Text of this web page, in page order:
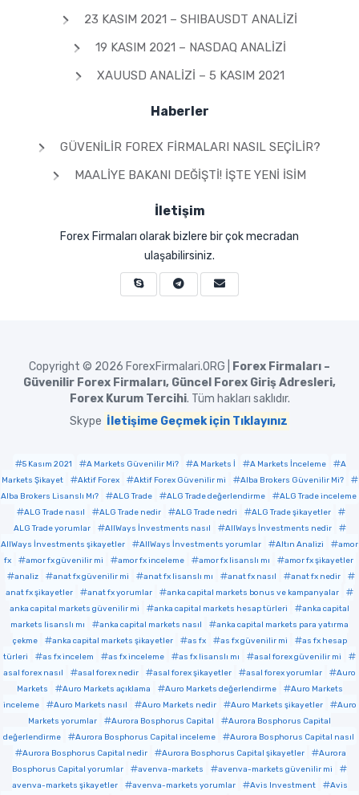
23 KASIM 2021 – SHIBAUSDT ANALIZI
19 KASIM 2021 – NASDAQ ANALIZI
XAUUSD ANALIZI – 5 KASIM 2021
Haberler
GÜVENILIR FOREX FIRMALARI NASIL SEÇILIR?
MAALIYE BAKANI DEĞIŞTI! İŞTE YENI İSIM
İletişim
Forex Firmaları olarak bizlere bir çok mecradan
ulaşabilirsiniz.
Copyright © 2026 ForexFirmalari.ORG |
Forex Firmaları –
Güvenilir Forex Firmaları, Güncel Forex Giriş Adresleri,
Forex Kurum Tercihi. Tüm hakları saklıdır.
Skype İletişime Geçmek için Tıklayınız
5 Kasım 2021 A Markets Güvenilir Mi? A Markets İ A Markets İnceleme
A
Markets Şikayet
Aktif Forex Aktif Forex Güvenilir mi
Alba Brokers Güvenilir Mi?
Alba Brokers Lisanslı Mı?
ALG Trade ALG Trade değerlendirme
ALG Trade inceleme
ALG Trade nasıl
ALG Trade nedir ALG Trade nedri
ALG Trade şikayetler
ALG Trade yorumlar
AllWays İnvestments nasıl
AllWays İnvestments nedir
AllWays İnvestments şikayetler
AllWays İnvestments yorumlar Altın Analizi
amor
fx
amor fx güvenilir mi amor fx inceleme amor fx lisanslı mı
amor fx şikayetler
analiz
anat fx güvenilir mi anat fx lisanslı mı anat fx nasıl
anat fx nedir
anat fx şikayetler
anat fx yorumlar
anka capital markets bonus ve kampanyalar
anka capital markets güvenilir mi
anka capital markets hesap türleri
anka capital
markets lisanslı mı
anka capital markets nasıl
anka capital markets para yatırma
çekme
anka capital markets şikayetler as fx as fx güvenilir mi
as fx hesap
türleri
as fx incelem as fx inceleme as fx lisanslı mı
asal forex güvenilir mi
asal forex nasıl
asal forex nedir asal forex şikayetler asal forex yorumlar
Auro
Markets
Auro Markets açıklama Auro Markets değerlendirme
Auro Markets
inceleme
Auro Markets nasıl Auro Markets nedir Auro Markets şikayetler
Auro
Markets yorumlar
Aurora Bosphorus Capital
Aurora Bosphorus Capital
değerlendirme
Aurora Bosphorus Capital inceleme
Aurora Bosphorus Capital nasıl
Aurora Bosphorus Capital nedir
Aurora Bosphorus Capital şikayetler
Aurora
Bosphorus Capital yorumlar
avenva-markets
avenva-markets güvenilir mi
avenva-markets şikayetler
avenva-markets yorumlar Avis Investment
Avis